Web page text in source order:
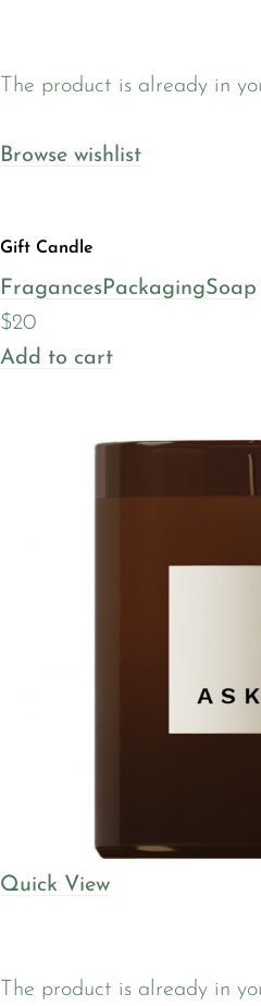
The product is already in
Browse wishlist
Gift Candle
FragancesPackagingSoap
$20
Add to cart
Quick View
The product is already in